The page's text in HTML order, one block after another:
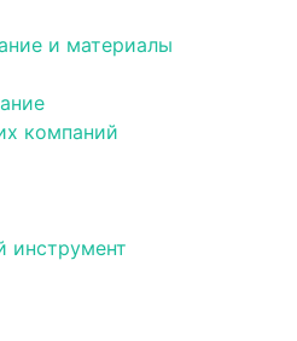
и материалы
компаний
инструмент